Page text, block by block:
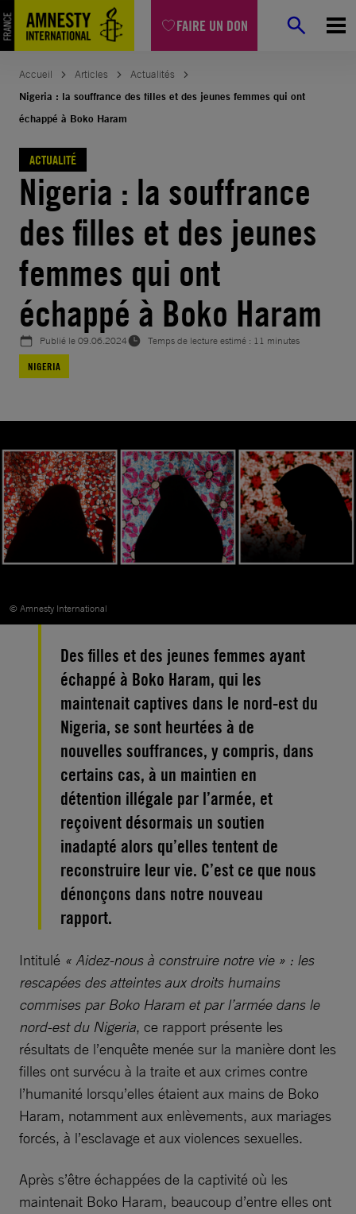
FAIRE UN DON
Aller
au
contenu
Accueil Articles
Actualités
Nigeria : la souffrance des filles et des jeunes femmes qui ont
échappé à Boko Haram
ACTUALITÉ
Nigeria : la souffrance
des filles et des jeunes
femmes qui ont
échappé à Boko Haram
Publié le09.06.2024
Temps de lecture estimé : 11 minutes
NIGERIA
© Amnesty International
Des filles et des jeunes femmes ayant
échappé à Boko Haram, qui les
maintenait captives dans le nord-est du
Nigeria, se sont heurtées à de
nouvelles souffrances, y compris, dans
certains cas, à un maintien en
détention illégale par l’armée, et
reçoivent désormais un soutien
inadapté alors qu’elles tentent de
reconstruire leur vie. C’est ce que nous
dénonçons dans notre nouveau
rapport.
Intitulé « Aidez-nous à construire notre vie » : les
rescapées des atteintes aux droits humains
commises par Boko Haram et par l’armée dans le
nord-est du Nigeria, ce rapport présente les
résultats de l’enquête menée sur la manière dont les
filles ont survécu à la traite et aux crimes contre
l’humanité lorsqu’elles étaient aux mains de Boko
Haram, notamment aux enlèvements, aux mariages
forcés, à l’esclavage et aux violences sexuelles.
Après s’être échappées de la captivité où les
maintenait Boko Haram, beaucoup d’entre elles ont